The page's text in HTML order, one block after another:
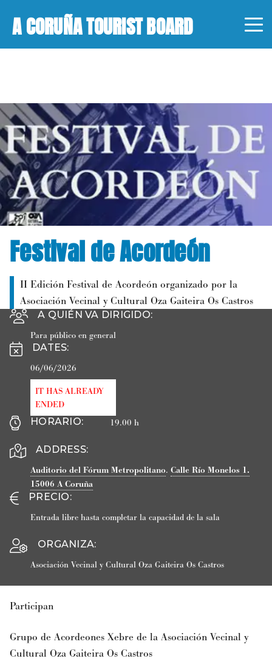
A CORUÑA TOURIST BOARD
Festival de Acordeón
II Edición Festival de Acordeón organizado por la
Asociación Vecinal y Cultural Oza Gaiteira Os Castros
A QUIÉN VA DIRIGIDO:
Para público en general
DATES:
06/06/2026
IT HAS ALREADY
ENDED
HORARIO: 19.00 h
ADDRESS:
Auditorio del Fórum Metropolitano. Calle Río Monelos 1.
15006 A Coruña
PRECIO:
Entrada libre hasta completar la capacidad de la sala
ORGANIZA:
Asociación Vecinal y Cultural Oza Gaiteira Os Castros
Participan
Grupo de Acordeones Xebre de la Asociación Vecinal y
Cultural Oza Gaiteira Os Castros